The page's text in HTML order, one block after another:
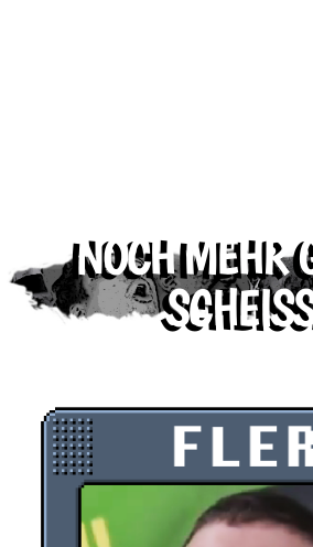
NOCH MEHR